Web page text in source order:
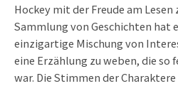
Hockey mit der Freude am
Sammlung von Geschichten hat
einzigartige Mischung von
eine Erzählung zu weben, die so
war. Die Stimmen der